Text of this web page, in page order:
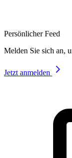
Persönlicher Feed
Melden Sie sich an,
Jetzt anmelden